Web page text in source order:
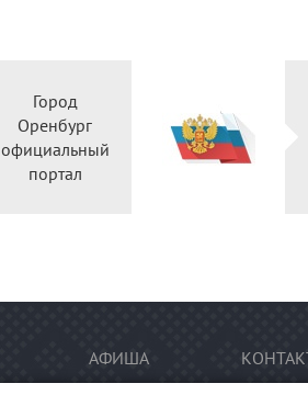
Город
Оренбург
официальный
портал
АФИША